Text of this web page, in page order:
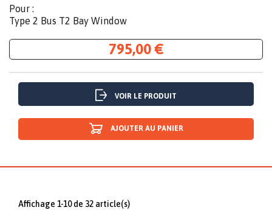
Pour :
Type 2 Bus T2 Bay Window
795,00 €
VOIR LE PRODUIT
AJOUTER AU PANIER
Affichage 1-10 de 32 article(s)